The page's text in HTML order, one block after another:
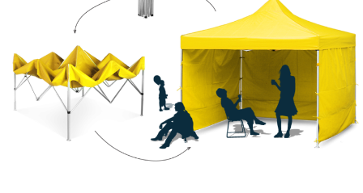
observă imediat. Pacientul poate prezenta o ușoară
umflătură care va dispărea complet în decurs de 1-2
zile. Durează 5-7 zile până la evaluarea rezultatului final.
Pentru a obține efectul dorit, este suficientă o singură
sesiune. Conturul și volumul corectate vor rămâne timp
de 8-10 luni, după care procedura poate fi repetată.
Mărire buze cu acid hialuronic –